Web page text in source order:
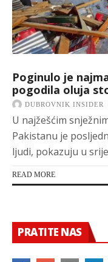
Poginulo je
pogodila oluja
DUBROVNIK INSIDER
U najžešćim
Pakistanu je
ljudi, pokazuju u
READ MORE
PRATITE NAS